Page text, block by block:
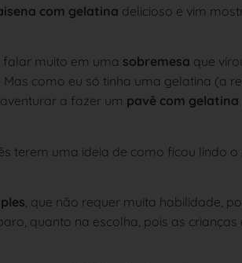
com gelatina delicioso e vim
falar muito em uma sobremesa que
Mas como eu só tinha uma gelatina (a
a fazer um pavê com gelatina
terem uma ideia de como ficou lindo
, que não requer muita habilidade,
quanto na escolha, pois as